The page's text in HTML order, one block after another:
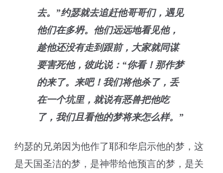
去。”约瑟就去追赶他哥哥们，遇见
他们在多坍。他们远远地看见他，
趁他还没有走到跟前，大家就同谋
要害死他，彼此说：“你看！那作梦
的来了。来吧！我们将他杀了，丢
在一个坑里，就说有恶兽把他吃
了，我们且看他的梦将来怎么样。”
约瑟的兄弟因为他作了耶和华启示他的梦，这
是天国圣洁的梦，是神带给他预言的梦，是关